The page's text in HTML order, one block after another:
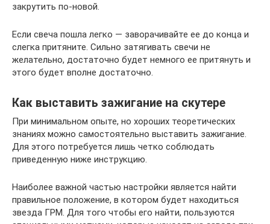
закрутить по-новой.
Если свеча пошла легко — заворачивайте ее до конца и
слегка притяните. Сильно затягивать свечи не
желательно, достаточно будет немного ее притянуть и
этого будет вполне достаточно.
Как выставить зажигание на скутере
При минимальном опыте, но хороших теоретических
знаниях можно самостоятельно выставить зажигание.
Для этого потребуется лишь четко соблюдать
приведенную ниже инструкцию.
Наиболее важной частью настройки является найти
правильное положение, в котором будет находиться
звезда ГРМ. Для того чтобы его найти, пользуются